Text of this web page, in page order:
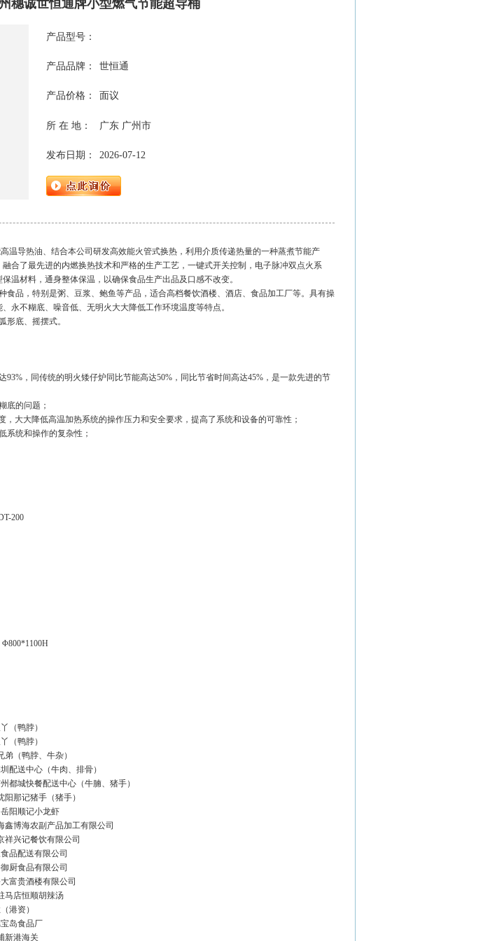
穗诚世恒通牌小型燃气节能超导桶
产品型号：
产品品牌： 世恒通
产品价格： 面议
所 在 地： 广东 广州市
发布日期： 2026-07-12
温导热油、结合本公司研发高效能火管式换热，利用介质传递热量的一种蒸煮节能产
合了最先进的内燃换热技术和严格的生产工艺，一键式开关控制，电子脉冲双点火系
温材料，通身整体保温，以确保食品生产出品及口感不改变。
食品，特别是粥、豆浆、鲍鱼等产品，适合高档餐饮酒楼、酒店、食品加工厂等。具有操
永不糊底、噪音低、无明火大大降低工作环境温度等特点。
形底、摇摆式。
93%，同传统的明火矮仔炉同比节能高达50%，同比节省时间高达45%，是一款先进的节
底的问题；
，大大降低高温加热系统的操作压力和安全要求，提高了系统和设备的可靠性；
系统和操作的复杂性；
200
鸭脖）
鸭脖）
鸭脖、牛杂）
中心（牛肉、排骨）
城快餐配送中心（牛腩、猪手）
沈阳那记猪手（猪手）
阳顺记小龙虾
博海农副产品加工有限公司
兴记餐饮有限公司
配送有限公司
食品有限公司
贵酒楼有限公司
驻马店恒顺胡辣汤
业（港资）
岛食品厂
港海关